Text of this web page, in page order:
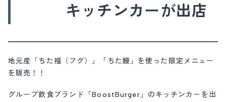
キッチンカーが出店
地元産「ちた福（フグ）」「ちた鰻」を使った限定メニュー
を販売！！
グループ飲食ブランド「BoostBurger」のキッチンカーを出